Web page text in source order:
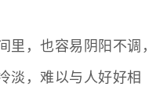
，也容易阴阳不调，
淡，难以与人好好相